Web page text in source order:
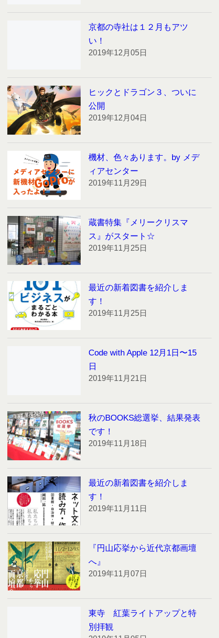
京都の寺社は１２月もアツ
い！
2019年12月05日
ヒックとドラゴン３、ついに
公開
2019年12月04日
機材、色々あります。by メデ
ィアセンター
2019年11月29日
蔵書特集『メリークリスマ
ス』がスタート☆
2019年11月25日
最近の新着図書を紹介しま
す！
2019年11月25日
Code with Apple 12月1日〜15
日
2019年11月21日
秋のBOOKS総選挙、結果発表
です！
2019年11月18日
最近の新着図書を紹介しま
す！
2019年11月11日
『円山応挙から近代京都画壇
へ』
2019年11月07日
東寺 紅葉ライトアップと特
別拝観